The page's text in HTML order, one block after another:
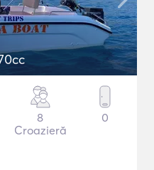
8
Croazieră
0